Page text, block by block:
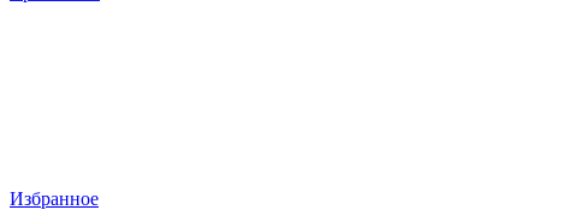
Избранное